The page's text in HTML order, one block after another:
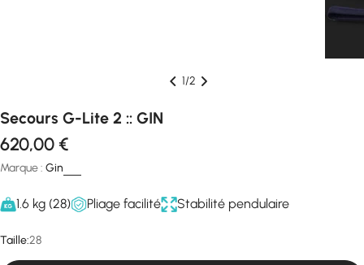
1/2
Secours G-Lite 2 :: GIN
Prix
620,00 €
Marque : Gin
1.6 kg (28) Pliage facilité Stabilité pendulaire
Taille:28